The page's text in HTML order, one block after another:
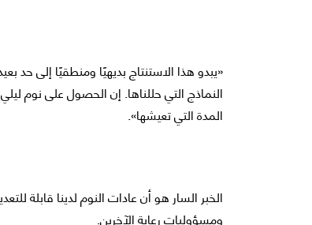
«يبدو هذا الاستنتاج بديهيًا ومنطقيًا إلى حد
النماذج التي حللناها. إن الحصول على نوم
المدة التي تعيشها».
الخبر السار هو أن عادات النوم لدينا قابلة
ومسؤوليات رعاية الآخرين.